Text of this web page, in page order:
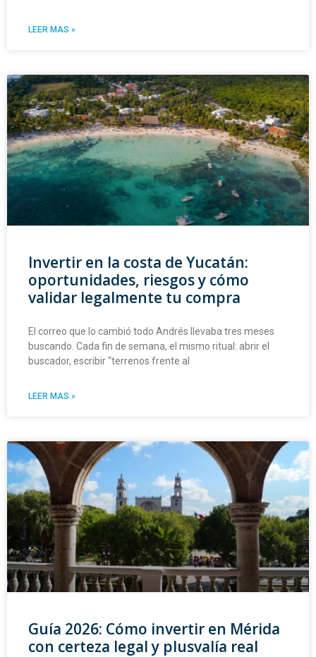
LEER MAS »
Invertir en la costa de Yucatán:
oportunidades, riesgos y cómo
validar legalmente tu compra
El correo que lo cambió todo Andrés llevaba tres meses
buscando. Cada fin de semana, el mismo ritual: abrir el
buscador, escribir “terrenos frente al
LEER MAS »
Guía 2026: Cómo invertir en Mérida
con certeza legal y plusvalía real